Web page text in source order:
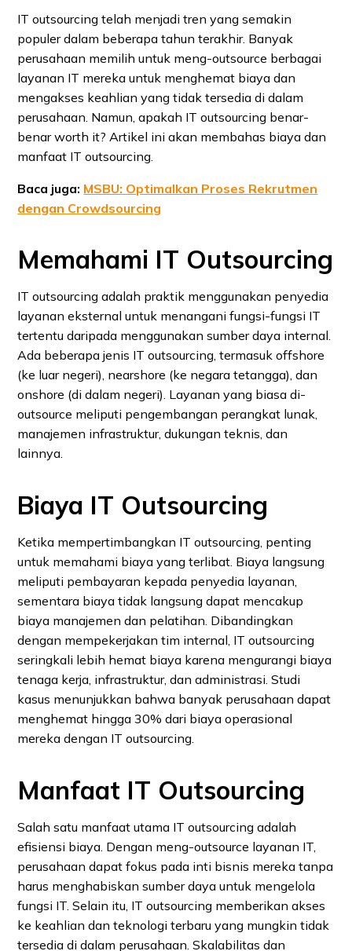
IT outsourcing telah menjadi tren yang semakin
populer dalam beberapa tahun terakhir. Banyak
perusahaan memilih untuk meng-outsource berbagai
layanan IT mereka untuk menghemat biaya dan
mengakses keahlian yang tidak tersedia di dalam
perusahaan. Namun, apakah IT outsourcing benar-
benar worth it? Artikel ini akan membahas biaya dan
manfaat IT outsourcing.
Baca juga: MSBU: Optimalkan Proses Rekrutmen
dengan Crowdsourcing
Memahami IT Outsourcing
IT outsourcing adalah praktik menggunakan penyedia
layanan eksternal untuk menangani fungsi-fungsi IT
tertentu daripada menggunakan sumber daya internal.
Ada beberapa jenis IT outsourcing, termasuk offshore
(ke luar negeri), nearshore (ke negara tetangga), dan
onshore (di dalam negeri). Layanan yang biasa di-
outsource meliputi pengembangan perangkat lunak,
manajemen infrastruktur, dukungan teknis, dan
lainnya.
Biaya IT Outsourcing
Ketika mempertimbangkan IT outsourcing, penting
untuk memahami biaya yang terlibat. Biaya langsung
meliputi pembayaran kepada penyedia layanan,
sementara biaya tidak langsung dapat mencakup
biaya manajemen dan pelatihan. Dibandingkan
dengan mempekerjakan tim internal, IT outsourcing
seringkali lebih hemat biaya karena mengurangi biaya
tenaga kerja, infrastruktur, dan administrasi. Studi
kasus menunjukkan bahwa banyak perusahaan dapat
menghemat hingga 30% dari biaya operasional
mereka dengan IT outsourcing.
Manfaat IT Outsourcing
Salah satu manfaat utama IT outsourcing adalah
efisiensi biaya. Dengan meng-outsource layanan IT,
perusahaan dapat fokus pada inti bisnis mereka tanpa
harus menghabiskan sumber daya untuk mengelola
fungsi IT. Selain itu, IT outsourcing memberikan akses
ke keahlian dan teknologi terbaru yang mungkin tidak
tersedia di dalam perusahaan. Skalabilitas dan